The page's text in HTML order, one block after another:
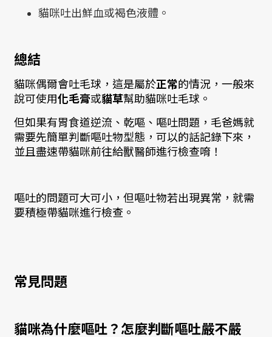
貓咪吐出鮮血或褐色液體。
總結
貓咪偶爾會吐毛球，這是屬於正常的情況，一般來
說可使用化毛膏或貓草幫助貓咪吐毛球。
但如果有胃食道逆流、乾嘔、嘔吐問題，毛爸媽就
需要先簡單判斷嘔吐物型態，可以的話記錄下來，
並且盡速帶貓咪前往給獸醫師進行檢查唷！
嘔吐的問題可大可小，但嘔吐物若出現異常，就需
要積極帶貓咪進行檢查。
常見問題
貓咪為什麼嘔吐？怎麼判斷嘔吐嚴不嚴